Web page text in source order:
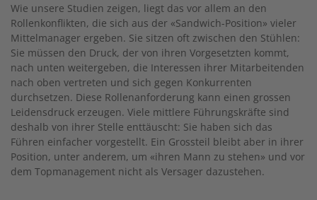
Wie unsere Studien zeigen, liegt das vor allem an den
Rollenkonflikten, die sich aus der «Sandwich-Position» vieler
Mittelmanager ergeben. Sie sitzen oft zwischen den Stühlen:
Sie müssen den Druck, der von ihren Vorgesetzten kommt,
nach unten weitergeben, die Interessen ihrer Mitarbeitenden
nach oben vertreten und sich gegen Konkurrenten
durchsetzen. Diese Rollenanforderung kann einen grossen
Leidensdruck erzeugen. Viele mittlere Führungskräfte sind
deshalb von ihrer Stelle enttäuscht: Sie haben sich das
Führen einfacher vorgestellt. Ein Grossteil bleibt aber in ihrer
Position, unter anderem, um «ihren Mann zu stehen» und vor
dem Topmanagement nicht als Versager dazustehen.